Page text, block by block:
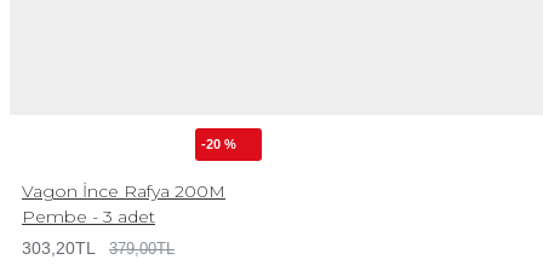
-20 %
Vagon İnce Rafya 200M
Pembe - 3 adet
303,20TL 379,00TL